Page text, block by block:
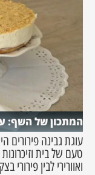
המתכון של השף:
עוגת גבינה פירורים
טעם של בית
ואוורירי לבין